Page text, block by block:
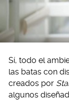
Sí, todo el
las batas con
creados por
algunos